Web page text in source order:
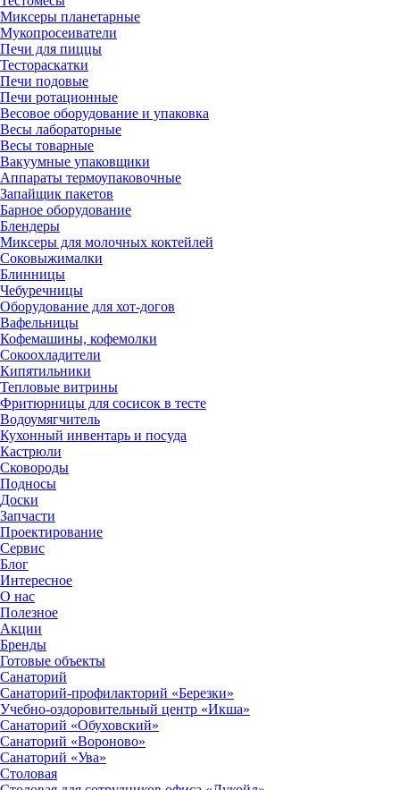
Миксеры планетарные
Мукопросеиватели
Печи для пиццы
Тестораскатки
Печи подовые
Печи ротационные
Весовое оборудование и упаковка
Весы лабораторные
Весы товарные
Вакуумные упаковщики
Аппараты термоупаковочные
Запайщик пакетов
Барное оборудование
Блендеры
Миксеры для молочных коктейлей
Соковыжималки
Блинницы
Чебуречницы
Оборудование для хот-догов
Вафельницы
Кофемашины, кофемолки
Сокоохладители
Кипятильники
Тепловые витрины
Фритюрницы для сосисок в тесте
Водоумягчитель
Кухонный инвентарь и посуда
Кастрюли
Сковороды
Подносы
Доски
Запчасти
Проектирование
Сервис
Блог
Интересное
О нас
Полезное
Акции
Бренды
Готовые объекты
Санаторий
Санаторий-профилакторий «Березки»
Учебно-оздоровительный центр «Икша»
Санаторий «Обуховский»
Санаторий «Вороново»
Санаторий «Ува»
Столовая